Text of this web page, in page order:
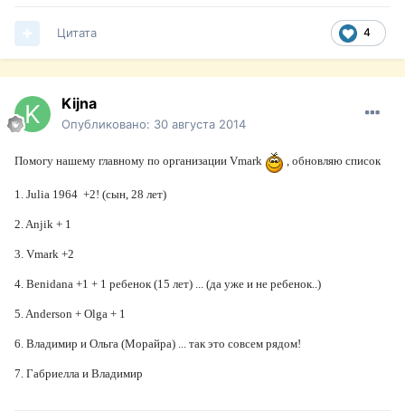
4
Цитата
Kijna
Опубликовано: 30 августа 2014
Помогу нашему главному по организации Vmark , обновляю список
1. Julia 1964 +2! (сын, 28 лет)
2. Anjik + 1
3. Vmark +2
4. Benidana +1 + 1 ребенок (15 лет) ... (да уже и не ребенок..)
5. Anderson + Olga + 1
6. Владимир и Ольга (Морайра) ... так это совсем рядом!
7. Габриелла и Владимир